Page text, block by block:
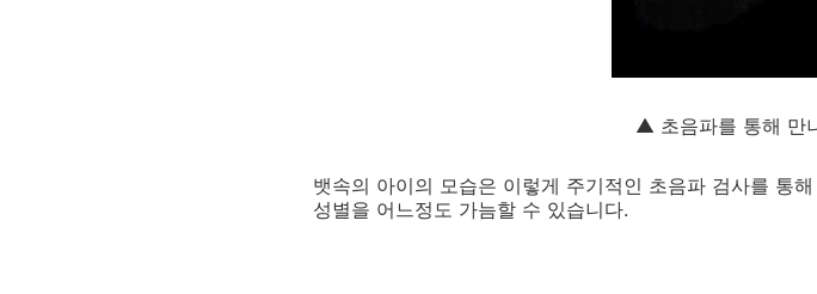
▲ 초음파를 통해 만
뱃속의 아이의 모습은 이렇게 주기적인 초음파 검사를 통
성별을 어느정도 가늠할 수 있습니다.